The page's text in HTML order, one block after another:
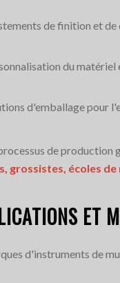
de finition et de
du matériel
d'emballage pour
de production
grossistes, écoles
ET
d'instruments de